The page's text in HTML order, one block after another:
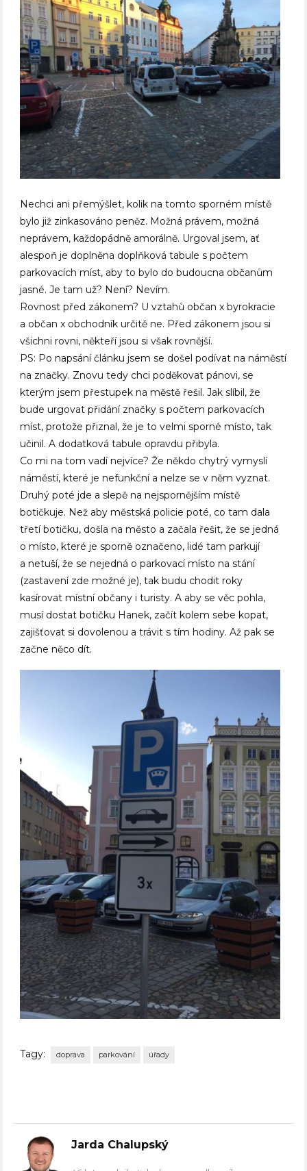
Nechci ani přemýšlet, kolik na tomto sporném místě
bylo již zinkasováno peněz. Možná právem, možná
neprávem, každopádně amorálně. Urgoval jsem, ať
alespoň je doplněna doplňková tabule s počtem
parkovacích míst, aby to bylo do budoucna občanům
jasné. Je tam už? Není? Nevím.
Rovnost před zákonem? U vztahů občan x byrokracie
a občan x obchodník určitě ne. Před zákonem jsou si
všichni rovni, někteří jsou si však rovnější.
PS: Po napsání článku jsem se došel podívat na náměstí
na značky. Znovu tedy chci poděkovat pánovi, se
kterým jsem přestupek na městě řešil. Jak slíbil, že
bude urgovat přidání značky s počtem parkovacích
míst, protože přiznal, že je to velmi sporné místo, tak
učinil. A dodatková tabule opravdu přibyla.
Co mi na tom vadí nejvíce? Že někdo chytrý vymyslí
náměstí, které je nefunkční a nelze se v něm vyznat.
Druhý poté jde a slepě na nejspornějším místě
botičkuje. Než aby městská policie poté, co tam dala
třetí botičku, došla na město a začala řešit, že se jedná
o místo, které je sporně označeno, lidé tam parkují
a netuší, že se nejedná o parkovací místo na stání
(zastavení zde možné je), tak budu chodit roky
kasírovat místní občany i turisty. A aby se věc pohla,
musí dostat botičku Hanek, začít kolem sebe kopat,
zajišťovat si dovolenou a trávit s tím hodiny. Až pak se
začne něco dít.
Tagy: doprava parkování úřady
Jarda Chalupský